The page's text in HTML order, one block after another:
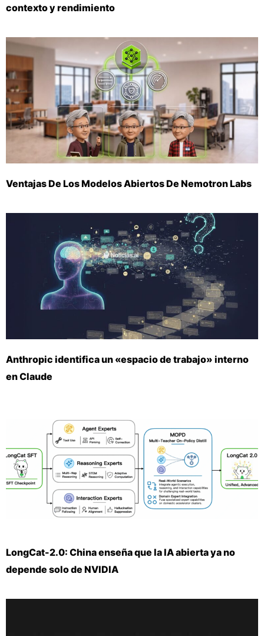
contexto y rendimiento
Ventajas De Los Modelos Abiertos De Nemotron Labs
Anthropic identifica un «espacio de trabajo» interno
en Claude
LongCat-2.0: China enseña que la IA abierta ya no
depende solo de NVIDIA